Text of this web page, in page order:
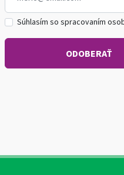
Súhlasím so spracovaním